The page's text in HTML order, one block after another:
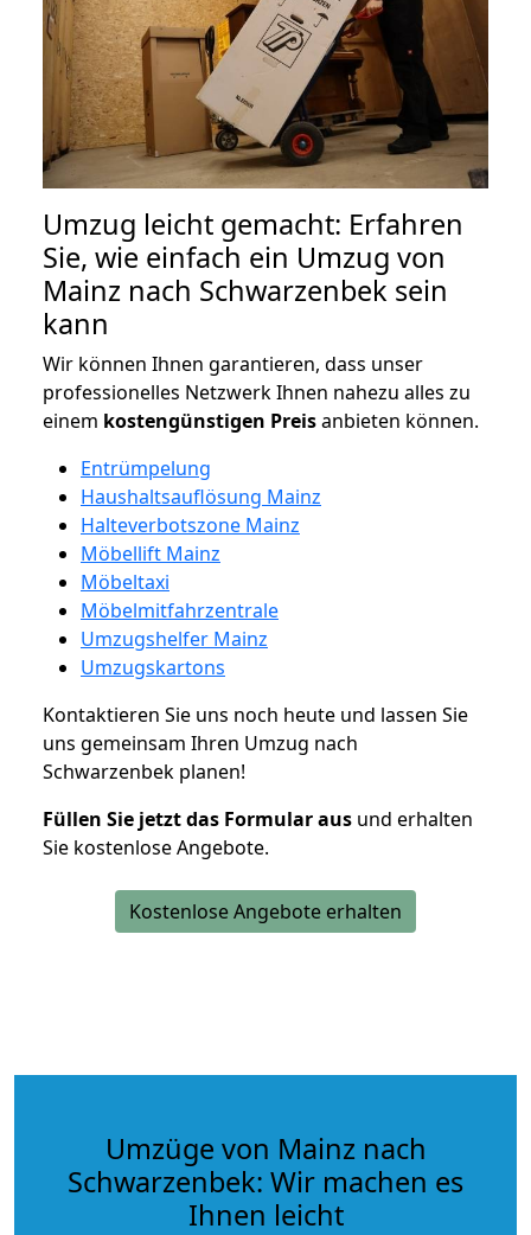
Umzug leicht gemacht: Erfahren
Sie, wie einfach ein Umzug von
Mainz nach Schwarzenbek sein
kann
Wir können Ihnen garantieren, dass unser
professionelles Netzwerk Ihnen nahezu alles zu
einem kostengünstigen Preisanbieten können.
Entrümpelung
Haushaltsauflösung Mainz
Halteverbotszone Mainz
Möbellift Mainz
Möbeltaxi
Möbelmitfahrzentrale
Umzugshelfer Mainz
Umzugskartons
Kontaktieren Sie uns noch heute und lassen Sie
uns gemeinsam Ihren Umzug nach
Schwarzenbek planen!
Füllen Sie jetzt das Formular aus und erhalten
Sie kostenlose Angebote.
Kostenlose Angebote erhalten
Umzüge von Mainz nach
Schwarzenbek: Wir machen es
Ihnen leicht